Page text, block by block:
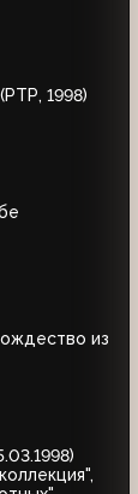
1998)
из